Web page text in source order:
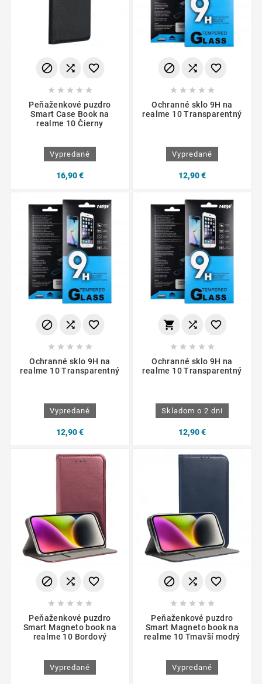
  
    
Peňaženkové puzdro
Smart Case Book na
realme 10 Čierny
Vypredané
16,90 €
  
    
Ochranné sklo 9H na
realme 10 Transparentný
Vypredané
12,90 €
  
    
Ochranné sklo 9H na
realme 10 Transparentný
Vypredané
12,90 €
  
    
Ochranné sklo 9H na
realme 10 Transparentný
Skladom o 2 dni
12,90 €
  
    
Peňaženkové puzdro
Smart Magneto book na
realme 10 Bordový
Vypredané
  
    
Peňaženkové puzdro
Smart Magneto book na
realme 10 Tmavší modrý
Vypredané